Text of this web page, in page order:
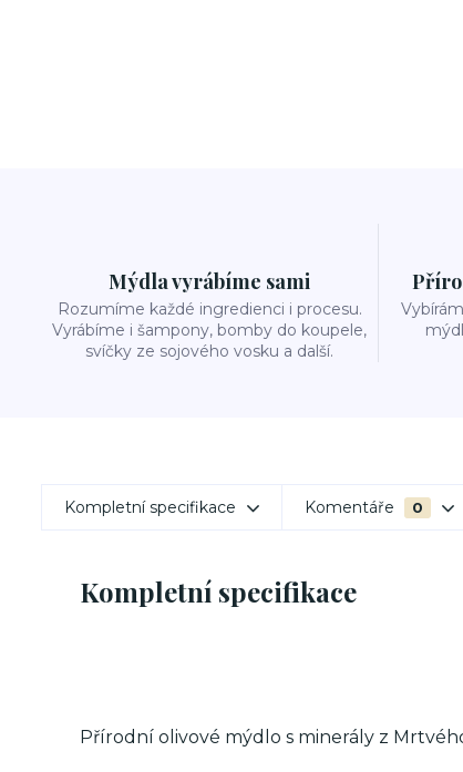
Mýdla vyrábíme sami
Rozumíme každé ingredienci i procesu.
Vyrábíme i šampony, bomby do koupele,
svíčky ze sojového vosku a další.
Kompletní specifikace Komentáře 0
Kompletní specifikace
Přírodní olivové mýdlo s minerály z